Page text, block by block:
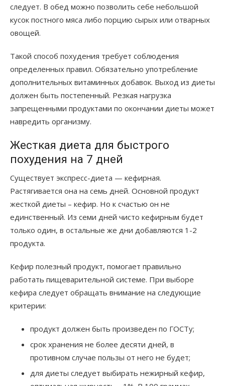
следует. В обед можно позволить себе небольшой
кусок постного мяса либо порцию сырых или отварных
овощей.
Такой способ похудения требует соблюдения
определенных правил. Обязательно употребление
дополнительных витаминных добавок. Выход из диеты
должен быть постепенный. Резкая нагрузка
запрещенными продуктами по окончании диеты может
навредить организму.
Жесткая диета для быстрого
похудения на 7 дней
Существует экспресс-диета — кефирная.
Растягивается она на семь дней. Основной продукт
жесткой диеты – кефир. Но к счастью он не
единственный. Из семи дней чисто кефирным будет
только один, в остальные же дни добавляются 1-2
продукта.
Кефир полезный продукт, помогает правильно
работать пищеварительной системе. При выборе
кефира следует обращать внимание на следующие
критерии:
продукт должен быть произведен по ГОСТу;
срок хранения не более десяти дней, в
противном случае пользы от него не будет;
для диеты следует выбирать нежирный кефир,